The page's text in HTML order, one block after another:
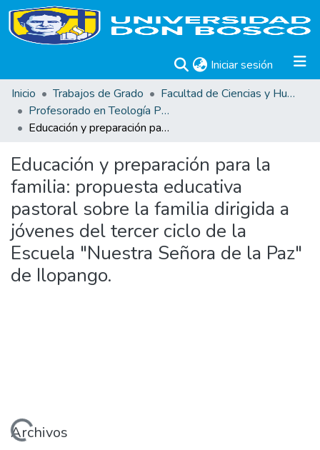
Iniciar sesión (current)
Inicio
Trabajos de Grado
Facultad de Ciencias y Humanidades
Profesorado en Teología Pastoral
Educación y preparación para la familia: propuesta educativa pastoral sobre la familia dirigida a jóvenes del tercer ciclo de la Escuela "Nuestra Señora de la Paz" de Ilopango.
Educación y preparación para la
familia: propuesta educativa
pastoral sobre la familia dirigida a
jóvenes del tercer ciclo de la
Escuela "Nuestra Señora de la Paz"
de Ilopango.
Archivos